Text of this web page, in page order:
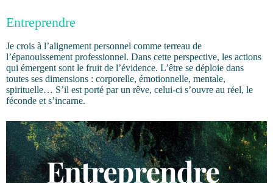
Entreprendre
Je crois à l’alignement personnel comme terreau de
l’épanouissement professionnel. Dans cette perspective, les actions
qui émergent sont le fruit de l’évidence. L’être se déploie dans
toutes ses dimensions : corporelle, émotionnelle, mentale,
spirituelle… S’il est porté par un rêve, celui-ci s’ouvre au réel, le
féconde et s’incarne.